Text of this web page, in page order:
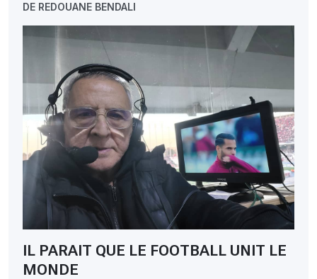
DE REDOUANE BENDALI
IL PARAIT QUE LE FOOTBALL UNIT LE
MONDE